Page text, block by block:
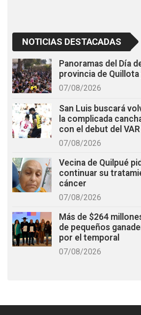
NOTICIAS DESTACADAS
Panoramas del Día
provincia de Quillota
07/08/2026
San Luis buscará
la complicada
con el debut del VAR
07/08/2026
Vecina de Quilpué
continuar su
cáncer
07/08/2026
Más de $264
de pequeños
por el temporal
07/08/2026